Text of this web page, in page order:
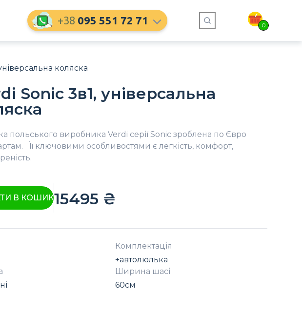
+38 095 551 72 71 0
коляска
Sonic 3в1, універсальна
польського виробника Verdi серії Sonic зроблена по Євро
Її ключовими особливостями є легкість, комфорт,
В КОШИК15495 ₴
Комплектація
+автолюлька
Ширина шасі
60см